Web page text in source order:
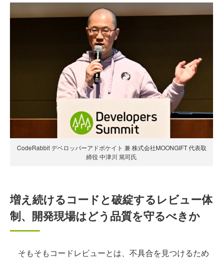
CodeRabbit デベロッパーアドボケイト 兼 株式会社MOONGIFT 代表取
締役 中津川 篤司氏
増え続けるコードと破綻するレビュー体
制、開発現場はどう品質を守るべきか
そもそもコードレビューとは、不具合を見つけるため